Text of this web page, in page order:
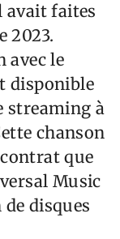
avait faites
2023.
avec le
disponible
streaming à
chanson
que
Music
disques